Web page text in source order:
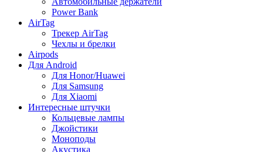
Power Bank
AirTag
Трекер AirTag
Чехлы и брелки
Airpods
Для Android
Для Honor/Huawei
Для Samsung
Для Xiaomi
Интересные штучки
Кольцевые лампы
Джойстики
Моноподы
Акустика